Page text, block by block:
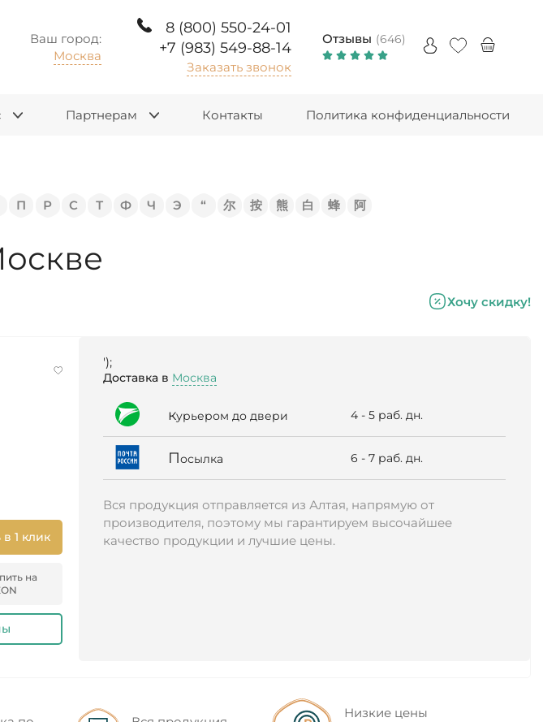
Ваш город:
Москва
8 (800) 550-24-01
+7 (983) 549-88-14
Заказать звонок
Отзывы (646)
Партнерам Контакты Политика конфиденциальности
П Р С Т Ф Ч Э “ 尔 按 熊 白 蜂 阿
Хочу скидку!
1 клик
на
');
Доставка в Москва
курьером до двери 4 - 5 раб. дн.
Посылка 6 - 7 раб. дн.
Вся продукция отправляется из Алтая, напрямую от
производителя, поэтому мы гарантируем высочайшее
качество продукции и лучшие цены.
Низкие цены